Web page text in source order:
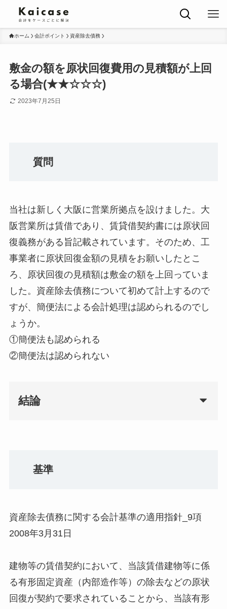
ホーム 会計ポイント 資産除去債務
敷金の額を原状回復費用の見積額が上回
る場合(★★☆☆☆)
2023年7月25日
質問
当社は新しく大阪に営業所拠点を設けました。大
阪営業所は賃借であり、賃貸借契約書には原状回
復義務がある旨記載されています。そのため、工
事業者に原状回復金額の見積をお願いしたとこ
ろ、原状回復の見積額は敷金の額を上回っていま
した。資産除去債務について初めて計上するので
すが、簡便法による会計処理は認められるのでし
ょうか。
①簡便法も認められる
②簡便法は認められない
結論
基準
資産除去債務に関する会計基準の適用指針_9項
2008年3月31日
建物等の賃借契約において、当該賃借建物等に係
る有形固定資産（内部造作等）の除去などの原状
回復が契約で要求されていることから、当該有形